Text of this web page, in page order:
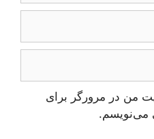
من در مرورگر برای
می‌نویسم.